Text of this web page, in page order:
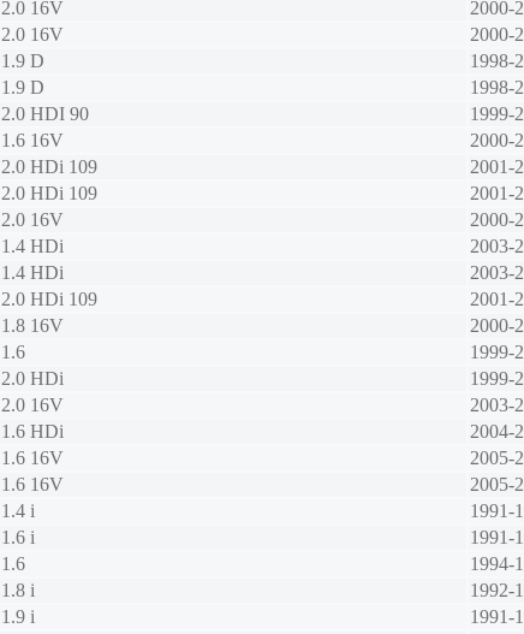
2.0 16V
2000-
2.0 16V
2000-
1.9 D
1998-
1.9 D
1998-
2.0 HDI 90
1999-
1.6 16V
2000-
2.0 HDi 109
2001-
2.0 HDi 109
2001-
2.0 16V
2000-
1.4 HDi
2003-
1.4 HDi
2003-
2.0 HDi 109
2001-
1.8 16V
2000-
1.6
1999-
2.0 HDi
1999-
2.0 16V
2003-
1.6 HDi
2004-
1.6 16V
2005-
1.6 16V
2005-
1.4 i
1991-
1.6 i
1991-
1.6
1994-
1.8 i
1992-
1.9 i
1991-